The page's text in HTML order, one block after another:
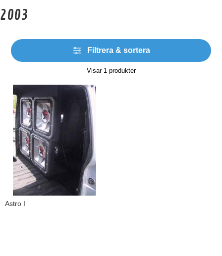
2003
Filtrera & sortera
Visar 1produkter
Astro I